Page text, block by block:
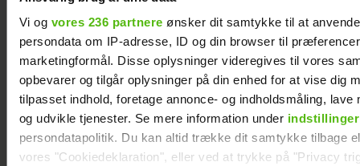
Vi og vores 236 partnere ønsker dit samtykke til at
persondata om IP-adresse, ID og din browser til
marketingformål. Disse oplysninger videregives til vores
opbevarer og tilgår oplysninger på din enhed for at vise dig
tilpasset indhold, foretage annonce- og indholdsmåling, lave
og udvikle tjenester. Se mere information under indstillinger
persondatapolitik. Du kan altid trække dit samtykke tilbage
vores "Cookiedeklaration", eller ved at trykke på "Privacy
oplevelse: Blev splittet fra sin far